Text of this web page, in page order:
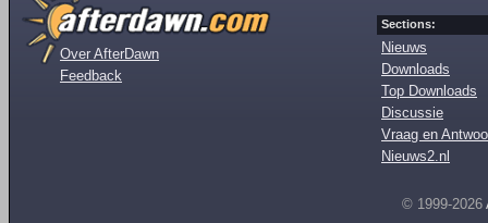
Over AfterDawn
Feedback
Sections:
Nieuws
Downloads
Top Downloads
Discussie
Vraag en
Nieuws2.nl
© 1999-2026